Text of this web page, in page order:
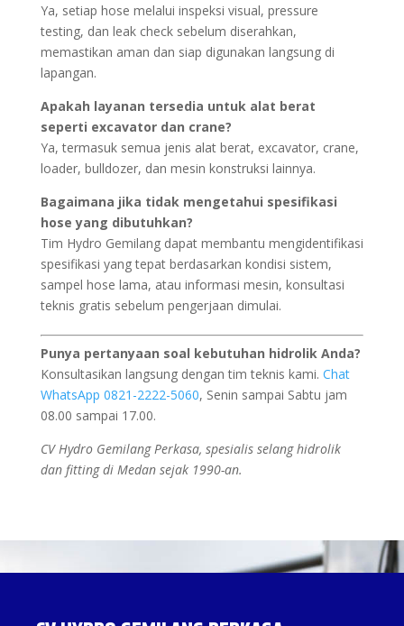
Ya, setiap hose melalui inspeksi visual, pressure
testing, dan leak check sebelum diserahkan,
memastikan aman dan siap digunakan langsung di
lapangan.
Apakah layanan tersedia untuk alat berat
seperti excavator dan crane?
Ya, termasuk semua jenis alat berat, excavator, crane,
loader, bulldozer, dan mesin konstruksi lainnya.
Bagaimana jika tidak mengetahui spesifikasi
hose yang dibutuhkan?
Tim Hydro Gemilang dapat membantu mengidentifikasi
spesifikasi yang tepat berdasarkan kondisi sistem,
sampel hose lama, atau informasi mesin, konsultasi
teknis gratis sebelum pengerjaan dimulai.
Punya pertanyaan soal kebutuhan hidrolik Anda?
Konsultasikan langsung dengan tim teknis kami. Chat
WhatsApp 0821-2222-5060, Senin sampai Sabtu jam
08.00 sampai 17.00.
CV Hydro Gemilang Perkasa, spesialis selang hidrolik
dan fitting di Medan sejak 1990-an.